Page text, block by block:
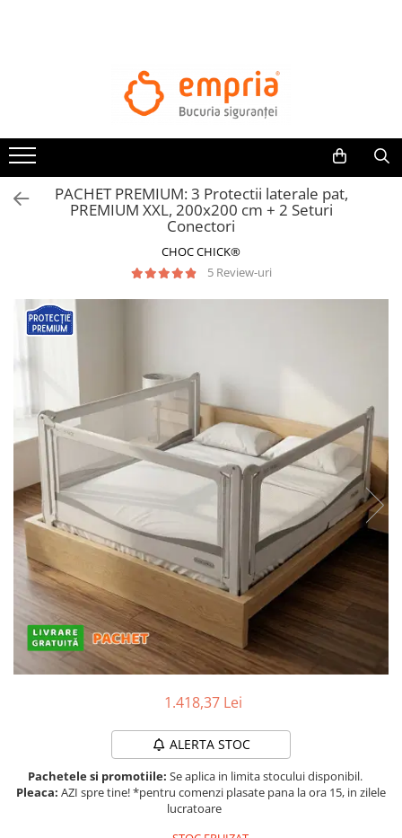
Bariere protectie pentru pat
Protectii mobilier
Banda protectie mobila copii
Protectie colturi mobila copii
Sigurante pentru sertare si usi
Sigurante geamuri si usi glisante
Kituri de siguranta pentru copii si
Protectii casa
Protectii utile
Poarta siguranta copii
Deflectoare pentru aer conditionat
Protectii exterior
Casti antifonice pentru copii si
bebelusi
Echipament protectie bicicleta si
Accesorii auto copii
Haine & accesorii plaja
Palarii protectie UV
Puericultura mare
PACHET PREMIUM: 3 Protectii laterale pat,
PREMIUM XXL, 200x200 cm + 2 Seturi
Conectori
CHOC CHICK®
5 Review-uri
1.418,37 Lei
ALERTA STOC
Pachetele si promotiile: Se aplica in limita stocului disponibil.
Pleaca: AZI spre tine! *pentru comenzi plasate pana la ora 15, in zilele
lucratoare